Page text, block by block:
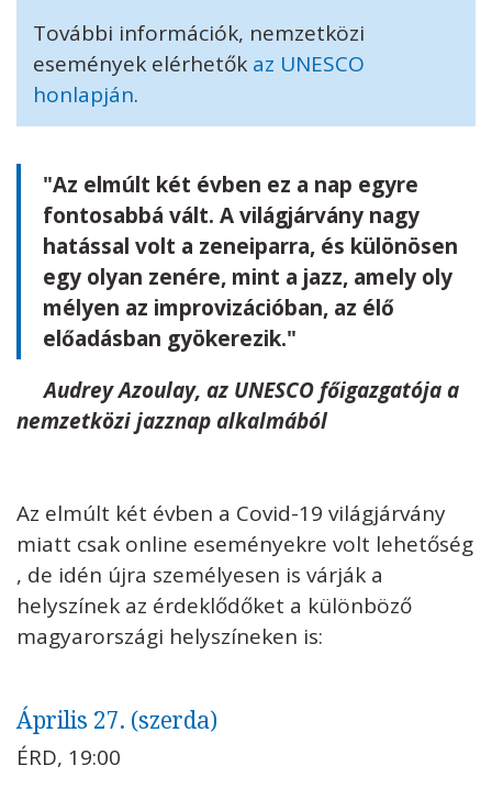
További információk, nemzetközi
események elérhetők az UNESCO
honlapján.
"Az elmúlt két évben ez a nap egyre
fontosabbá vált. A világjárvány nagy
hatással volt a zeneiparra, és különösen
egy olyan zenére, mint a jazz, amely oly
mélyen az improvizációban, az élő
előadásban gyökerezik."
Audrey Azoulay, az UNESCO főigazgatója a
nemzetközi jazznap alkalmából
Az elmúlt két évben a Covid-19 világjárvány
miatt csak online eseményekre volt lehetőség
, de idén újra személyesen is várják a
helyszínek az érdeklődőket a különböző
magyarországi helyszíneken is:
Április 27. (szerda)
ÉRD, 19:00